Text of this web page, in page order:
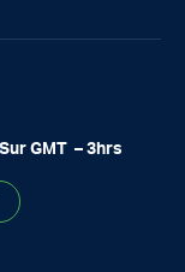
GMT – 3hrs